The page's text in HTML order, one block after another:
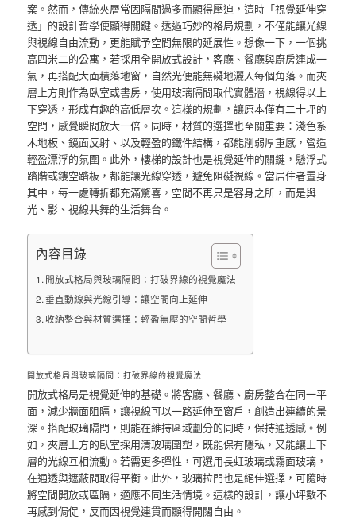
案。然而，傳統夾層常因隔間過多而顯得壓迫，這時「視覺延伸穿
透」的設計哲學便顯得關鍵。透過巧妙的格局規劃，不僅能讓光線
與視線自由流動，更能賦予空間無限的延展性。想像一下，一個挑
高四米二的公寓，若採用全開放式設計，客廳、餐廳與廚房連成一
氣，再搭配大面積落地窗，自然光便能無礙地灑入每個角落。而夾
層上方則作為臥室或書房，使用玻璃隔間取代實體牆，視線得以上
下穿透，形成有趣的高低層次。這樣的規劃，讓原本僅有二十坪的
空間，感覺瞬間放大一倍。同時，材質的選擇也至關重要：淺色系
木地板、鏡面反射、以及輕盈的鐵件結構，都能削弱厚重感，營造
輕盈漂浮的氛圍。此外，樓梯的設計也是視覺延伸的關鍵，懸浮式
踏階或鏤空踏板，都能讓光線穿透，避免阻礙視線。當居住者置身
其中，每一處轉折都充滿驚喜，空間不再只是容身之所，而是與
光、影、視線共舞的生活舞台。
內容目錄
開放式格局與玻璃隔間：打破界線的視覺魔法
垂直動線與光線引導：讓空間向上延伸
收納整合與材質選擇：輕盈無壓的空間哲學
開放式格局與玻璃隔間：打破界線的視覺魔法
開放式格局是視覺延伸的基礎。將客廳、餐廳、廚房整合在同一平
面，減少牆面阻隔，讓視線可以一路延伸至窗戶，創造出連續的景
深。搭配玻璃隔間，則能在維持區域劃分的同時，保持通透感。例
如，夾層上方的臥室採用清玻璃圍塑，既能保有隱私，又能讓上下
層的光線互相流動。若需更多彈性，可選用長虹玻璃或霧面玻璃，
在通透與遮蔽間取得平衡。此外，玻璃拉門也是絕佳選擇，可隨時
將空間開放或區隔，適應不同生活情境。這樣的設計，讓小坪數不
再感到侷促，反而因視覺連貫而顯得開闊自由。